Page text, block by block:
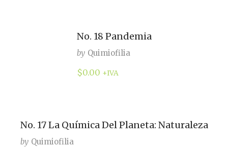
No. 18 Pandemia
by Quimiofilia
$0.00 +IVA
No. 17 La Química Del Planeta: Naturaleza
by Quimiofilia